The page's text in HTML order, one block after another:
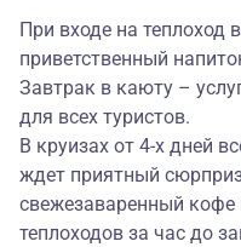
При входе на теплоход
приветственный
Завтрак в каюту –
для всех туристов.
В круизах от 4-х дней
ждет приятный
свежезаваренный кофе
теплоходов за час до